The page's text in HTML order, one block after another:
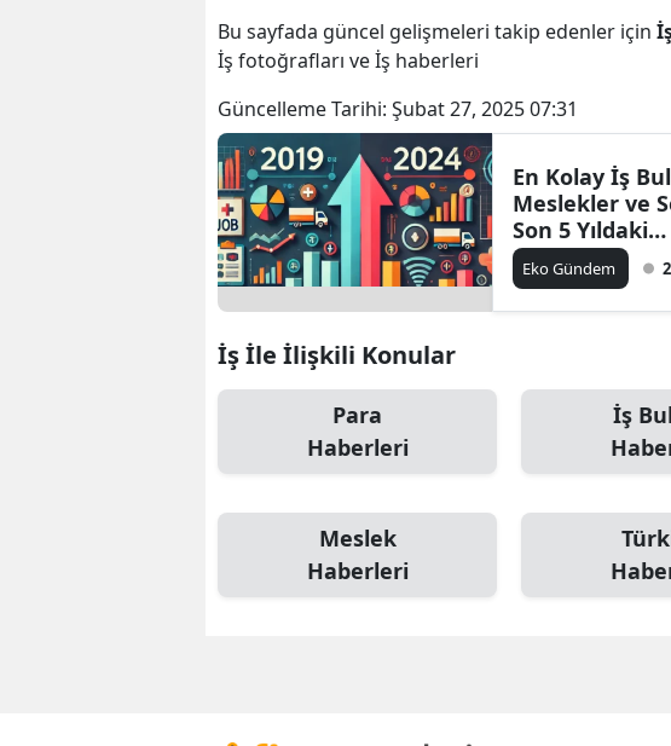
Bu sayfada güncel gelişmeleri takip edenler için
İş fotoğrafları ve İş haberleri
Güncelleme Tarihi: Şubat 27, 2025 07:31
En Kolay İş
Meslekler ve
Son 5 Yıldaki
Değişimler
Eko Gündem
İş İle İlişkili Konular
Para
Haberleri
İş
Meslek
Haberleri